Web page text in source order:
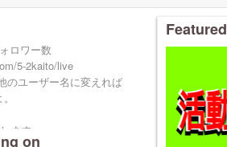
ロワー数
5-2kaito/live
のユーザー名に変えれば
ます。
on